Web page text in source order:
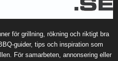
för grillning, rökning och riktigt bra
guider, tips och inspiration som
För samarbeten, annonsering eller